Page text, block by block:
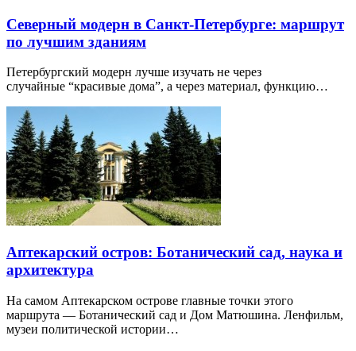
Северный модерн в Санкт-Петербурге: маршрут
по лучшим зданиям
Петербургский модерн лучше изучать не через
случайные “красивые дома”, а через материал, функцию…
Аптекарский остров: Ботанический сад, наука и
архитектура
На самом Аптекарском острове главные точки этого
маршрута — Ботанический сад и Дом Матюшина. Ленфильм,
музеи политической истории…